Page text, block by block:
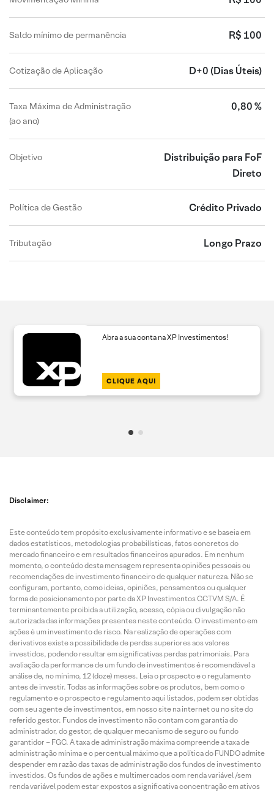
Saldo mínimo de permanência R$ 100
Cotização de Aplicação D+0 (Dias Úteis)
Taxa Máxima de Administração
(ao ano)
0,80 %
Objetivo
Distribuição para FoF
Direto
Política de Gestão Crédito Privado
Tributação Longo Prazo
Abra a sua conta na XP Investimentos!
CLIQUE AQUI
Disclaimer:
Este conteúdo tem propósito exclusivamente informativo e se baseia em
dados estatísticos, metodologias probabilísticas, fatos concretos do
mercado financeiro e em resultados financeiros apurados. Em nenhum
momento, o conteúdo desta mensagem representa opiniões pessoais ou
recomendações de investimento financeiro de qualquer natureza. Não se
configuram, portanto, como ideias, opiniões, pensamentos ou qualquer
forma de posicionamento por parte da XP Investimentos CCTVM S/A. É
terminantemente proibida a utilização, acesso, cópia ou divulgação não
autorizada das informações presentes neste conteúdo. O investimento em
ações é um investimento de risco. Na realização de operações com
derivativos existe a possibilidade de perdas superiores aos valores
investidos, podendo resultar em significativas perdas patrimoniais. Para
avaliação da performance de um fundo de investimentos é recomendável a
análise de, no mínimo, 12 (doze) meses. Leia o prospecto e o regulamento
antes de investir. Todas as informações sobre os produtos, bem como o
regulamento e o prospecto e regulamento aqui listados, podem ser obtidas
com seu agente de investimentos, em nosso site na internet ou no site do
referido gestor. Fundos de investimento não contam com garantia do
administrador, do gestor, de qualquer mecanismo de seguro ou fundo
garantidor – FGC. A taxa de administração máxima compreende a taxa de
administração mínima e o percentual máximo que a política do FUNDO admite
despender em razão das taxas de administração dos fundos de investimento
investidos. Os fundos de ações e multimercados com renda variável /sem
renda variável podem estar expostos a significativa concentração em ativos